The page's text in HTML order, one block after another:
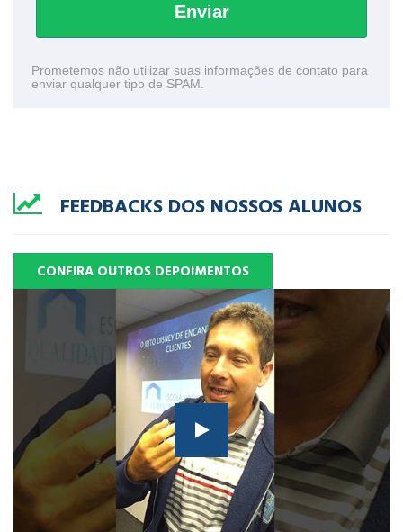
Enviar
Prometemos não utilizar suas informações de contato para
enviar qualquer tipo de SPAM.
FEEDBACKS DOS NOSSOS ALUNOS
CONFIRA OUTROS DEPOIMENTOS